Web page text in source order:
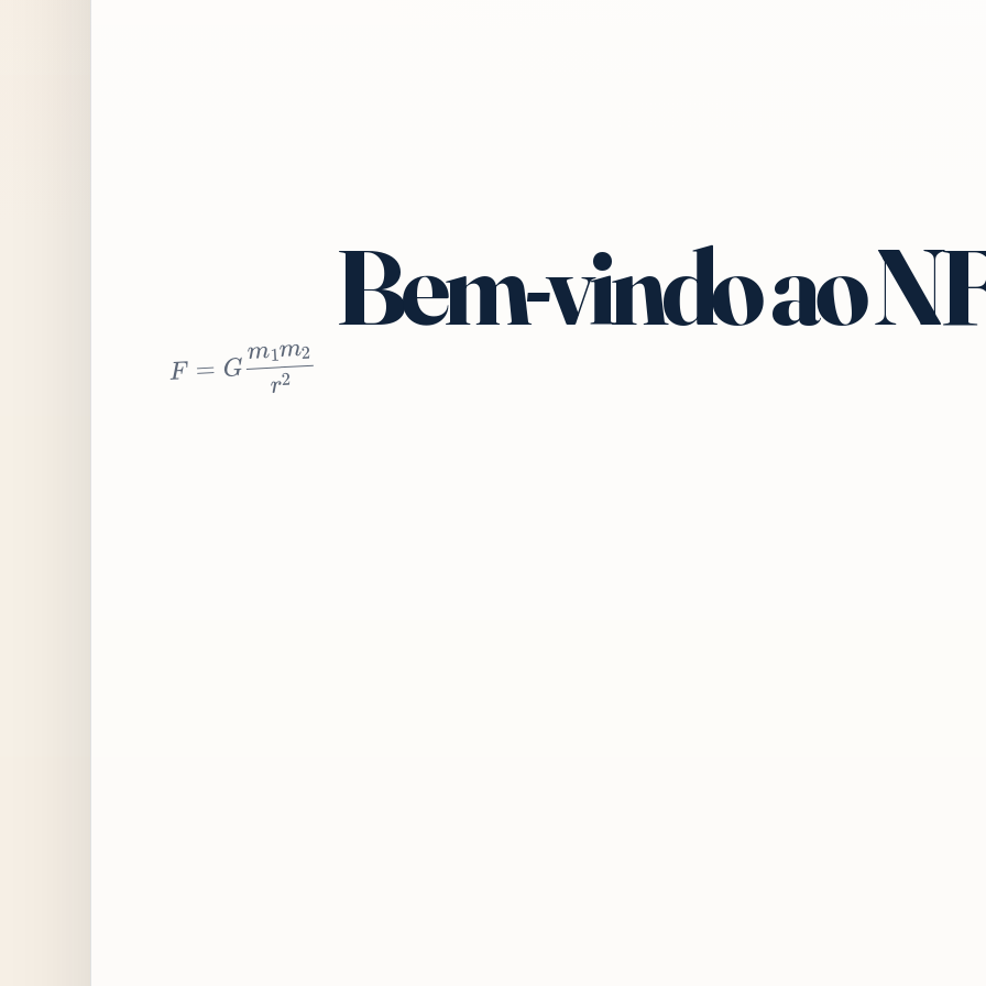
m1m2r2 Bem-vindo ao